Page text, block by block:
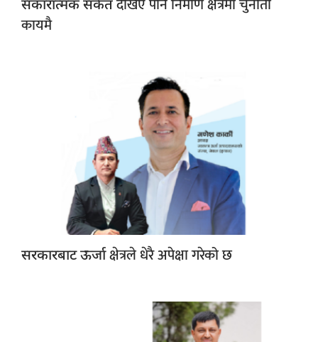
सकारात्मक संकेतदेखिए पनि निर्माण क्षेत्रमा चुनौती
कायमै
सरकारबाट ऊर्जाक्षेत्रले धेरै अपेक्षा गरेको छ